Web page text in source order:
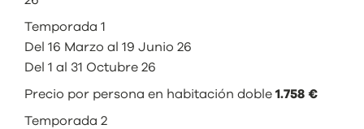
Temporada 1
Del 16 Marzo al 19 Junio 26
Del 1 al 31 Octubre 26
Precio por persona en habitación doble 1.758 €
Temporada 2